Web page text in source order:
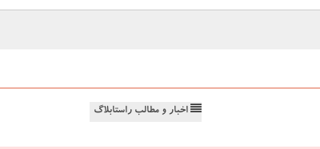
اخبار و مطالب راستابلاگ